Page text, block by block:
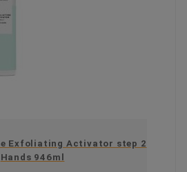
Exfoliating Activator step 2
Hands 946ml